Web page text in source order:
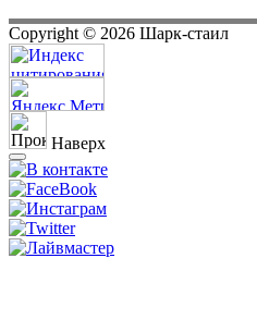
Copyright © 2026 Шарк-стаил
Наверх